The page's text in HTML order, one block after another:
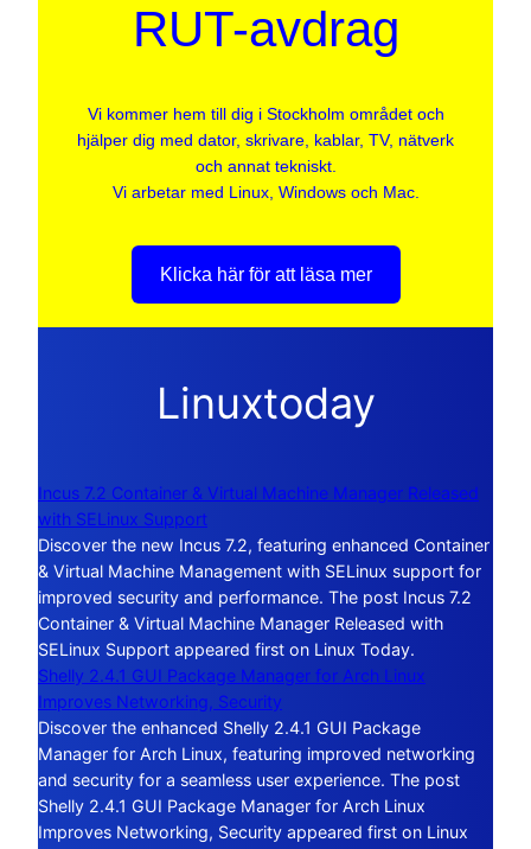
RUT-avdrag
Vi kommer hem till dig i Stockholm området och
hjälper dig med dator, skrivare, kablar, TV, nätverk
och annat tekniskt.
Vi arbetar med Linux, Windows och Mac.
Klicka här för att läsa mer
Linuxtoday
Incus 7.2 Container & Virtual Machine Manager Released
with SELinux Support
Discover the new Incus 7.2, featuring enhanced Container
& Virtual Machine Management with SELinux support for
improved security and performance. The post Incus 7.2
Container & Virtual Machine Manager Released with
SELinux Support appeared first on Linux Today.
Shelly 2.4.1 GUI Package Manager for Arch Linux
Improves Networking, Security
Discover the enhanced Shelly 2.4.1 GUI Package
Manager for Arch Linux, featuring improved networking
and security for a seamless user experience. The post
Shelly 2.4.1 GUI Package Manager for Arch Linux
Improves Networking, Security appeared first on Linux